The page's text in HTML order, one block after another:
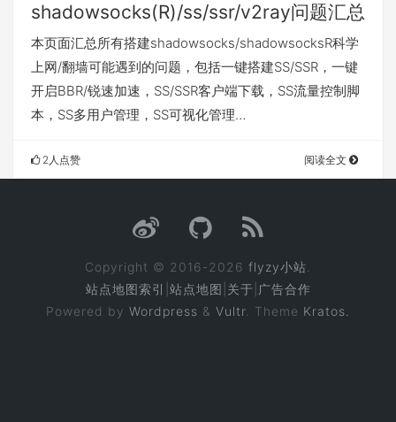
shadowsocks(R)/ss/ssr/v2ray问题汇总
本页面汇总所有搭建shadowsocks/shadowsocksR科学
上网/翻墙可能遇到的问题，包括一键搭建SS/SSR，一键
开启BBR/锐速加速，SS/SSR客户端下载，SS流量控制脚
本，SS多用户管理，SS可视化管理…
2人点赞 阅读全文
Copyright © 2016-2026 flyzy小站
站点地图索引 站点地图 关于 广告合作
Powered by Wordpress & Vultr . Theme Kratos.